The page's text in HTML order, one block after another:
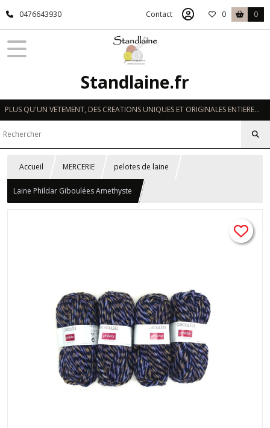
0476643930 Contact 0 0
Standlaine.fr
PLUS QU'UN VETEMENT, DES CREATIONS UNIQUES ET ORIGINALES ENTIEREMENT REALISEES A LA MAIN EN FRANCE
Accueil MERCERIE pelotes de laine
Laine Phildar Giboulées Amethyste